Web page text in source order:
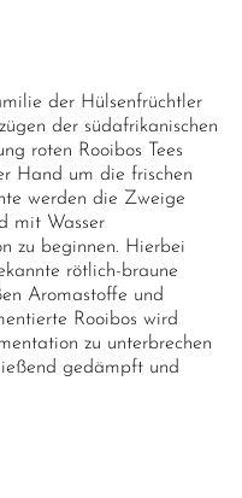
der Hülsenfrüchtler
der südafrikanischen
roten Rooibos Tees
Hand um die frischen
werden die Zweige
mit Wasser
zu beginnen. Hierbei
rötlich-braune
Aromastoffe und
Rooibos wird
zu unterbrechen
gedämpft und